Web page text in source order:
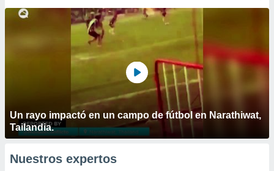
Un rayo impactó en un campo de fútbol en Narathiwat,
Tailandia.
Nuestros expertos